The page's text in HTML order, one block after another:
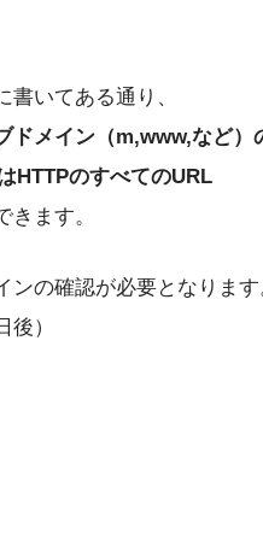
書いてある通り、
ドメイン（m,www,など）
HTTPのすべてのURL
きます。
ンの確認が必要となります
後）